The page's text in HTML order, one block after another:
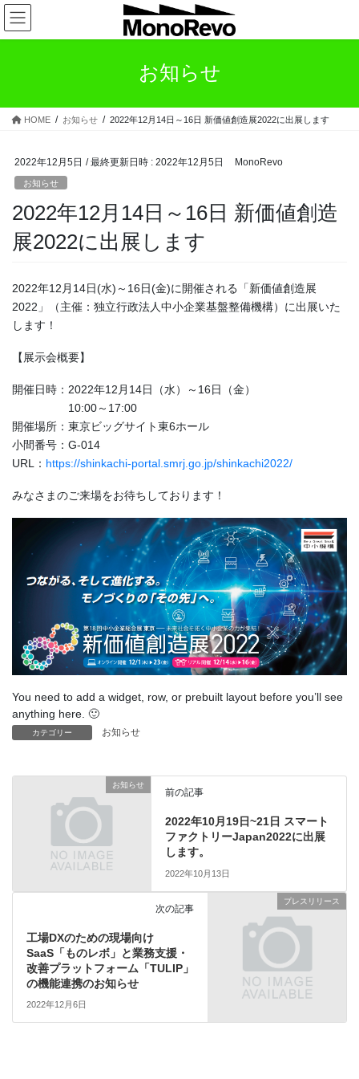
コ
ン
テ
ス
ナ
ビ
ゲ
ン
お知らせ
HOME お知らせ 2022年12月14日～16日 新価値創造展2022に出展します
2022年12月5日 / 最終更新日時 : 2022年12月5日 MonoRevo
お知らせ
2022年12月14日～16日 新価値創造
展2022に出展します
2022年12月14日(水)～16日(金)に開催される「新価値創造展
2022」（主催：独立行政法人中小企業基盤整備機構）に出展いた
します！
【展示会概要】
開催日時：2022年12月14日（水）～16日（金）
10:00～17:00
開催場所：東京ビッグサイト東6ホール
小間番号：G-014
URL： https://shinkachi-portal.smrj.go.jp/shinkachi2022/
みなさまのご来場をお待ちしております！
You need to add a widget, row, or prebuilt layout before you’ll see
anything here. 🙂
カテゴリー お知らせ
お知らせ
前の記事
2022年10月19日~21日 スマート
ファクトリーJapan2022に出展
します。
2022年10月13日
プレスリリース
次の記事
工場DXのための現場向け
SaaS「ものレボ」と業務支援・
改善プラットフォーム「TULIP」
の機能連携のお知らせ
2022年12月6日